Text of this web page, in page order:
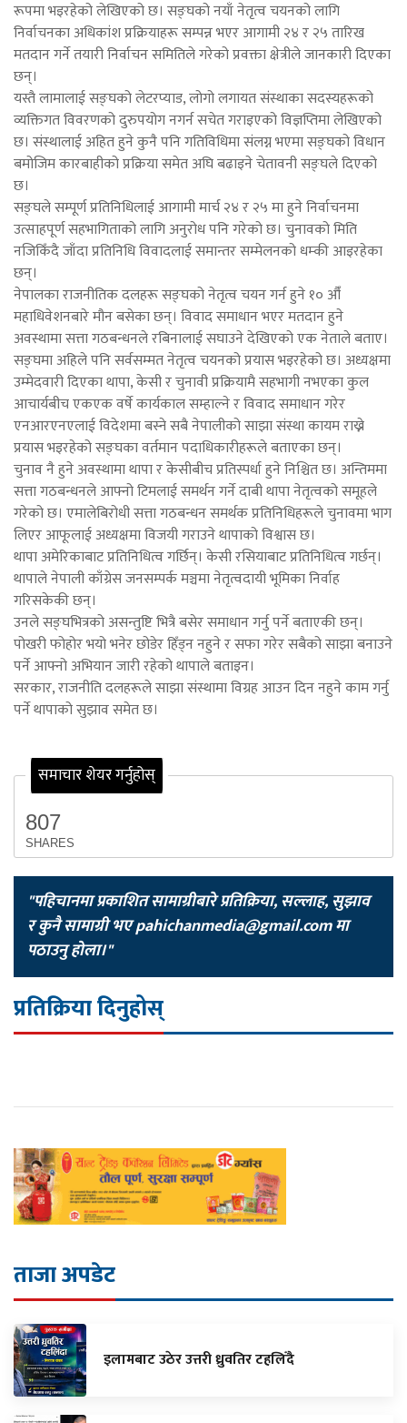
रूपमा भइरहेको लेखिएको छ। सङ्घको नयाँ नेतृत्व चयनको लागि
निर्वाचनका अधिकांश प्रक्रियाहरू सम्पन्न भएर आगामी २४ र २५ तारिख
मतदान गर्ने तयारी निर्वाचन समितिले गरेको प्रवक्ता क्षेत्रीले जानकारी दिएका
छन्।
यस्तै लामालाई सङ्घको लेटरप्याड, लोगो लगायत संस्थाका सदस्यहरूको
व्यक्तिगत विवरणको दुरुपयोग नगर्न सचेत गराइएको विज्ञप्तिमा लेखिएको
छ। संस्थालाई अहित हुने कुनै पनि गतिविधिमा संलग्न भएमा सङ्घको विधान
बमोजिम कारबाहीको प्रक्रिया समेत अघि बढाइने चेतावनी सङ्घले दिएको
छ।
सङ्घले सम्पूर्ण प्रतिनिधिलाई आगामी मार्च २४ र २५ मा हुने निर्वाचनमा
उत्साहपूर्ण सहभागिताको लागि अनुरोध पनि गरेको छ। चुनावको मिति
नजिकिँदै जाँदा प्रतिनिधि विवादलाई समान्तर सम्मेलनको धम्की आइरहेका
छन्।
नेपालका राजनीतिक दलहरू सङ्घको नेतृत्व चयन गर्न हुने १० औँ
महाधिवेशनबारे मौन बसेका छन्। विवाद समाधान भएर मतदान हुने
अवस्थामा सत्ता गठबन्धनले रबिनालाई सघाउने देखिएको एक नेताले बताए।
सङ्घमा अहिले पनि सर्वसम्मत नेतृत्व चयनको प्रयास भइरहेको छ। अध्यक्षमा
उम्मेदवारी दिएका थापा, केसी र चुनावी प्रक्रियामै सहभागी नभएका कुल
आचार्यबीच एकएक वर्षे कार्यकाल सम्हाल्ने र विवाद समाधान गरेर
एनआरएनएलाई विदेशमा बस्ने सबै नेपालीको साझा संस्था कायम राख्ने
प्रयास भइरहेको सङ्घका वर्तमान पदाधिकारीहरूले बताएका छन्।
चुनाव नै हुने अवस्थामा थापा र केसीबीच प्रतिस्पर्धा हुने निश्चित छ। अन्तिममा
सत्ता गठबन्धनले आफ्नो टिमलाई समर्थन गर्ने दाबी थापा नेतृत्वको समूहले
गरेको छ। एमालेबिरोधी सत्ता गठबन्धन समर्थक प्रतिनिधिहरूले चुनावमा भाग
लिएर आफूलाई अध्यक्षमा विजयी गराउने थापाको विश्वास छ।
थापा अमेरिकाबाट प्रतिनिधित्व गर्छिन्। केसी रसियाबाट प्रतिनिधित्व गर्छन्।
थापाले नेपाली काँग्रेस जनसम्पर्क मञ्चमा नेतृत्वदायी भूमिका निर्वाह
गरिसकेकी छन्।
उनले सङ्घभित्रको असन्तुष्टि भित्रै बसेर समाधान गर्नु पर्ने बताएकी छन्।
पोखरी फोहोर भयो भनेर छोडेर हिँड्न नहुने र सफा गरेर सबैको साझा बनाउने
पर्ने आफ्नो अभियान जारी रहेको थापाले बताइन।
सरकार, राजनीति दलहरूले साझा संस्थामा विग्रह आउन दिन नहुने काम गर्नु
पर्ने थापाको सुझाव समेत छ।
समाचार शेयर गर्नुहोस्
807
SHARES
"पहिचानमा प्रकाशित सामाग्रीबारे प्रतिक्रिया, सल्लाह, सुझाव
र कुनै सामाग्री भएpahichanmedia@gmail.comमा
पठाउनु होला।"
प्रतिक्रिया दिनुहोस्
ताजा अपडेट
इलामबाट उठेर उत्तरी ध्रुवतिर टहलिँदै